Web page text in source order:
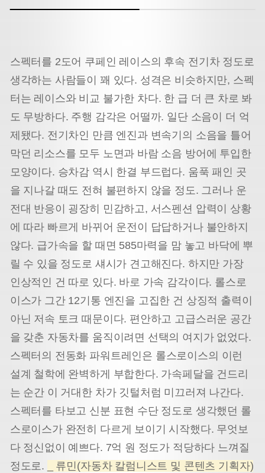
스펙터를 2도어 쿠페인 레이스의 후속 전기차 정도로
생각하는 사람들이 꽤 있다. 성격은 비슷하지만, 스펙
터는 레이스와 비교 불가한 차다. 한 급 더 큰 차로 봐
도 무방하다. 주행 감각은 어떨까. 일단 소음이 더 억
제됐다. 전기차인 만큼 엔진과 변속기의 소음을 틀어
막던 리소스를 모두 노면과 바람 소음 방어에 투입한
모양이다. 승차감 역시 한결 부드럽다. 움푹 패인 곳
을 지나갈 때도 전혀 불편하지 않을 정도. 그러나 운
전대 반응이 굉장히 민감하고, 서스펜션 압력이 상황
에 따라 빠르게 바뀌어 운전이 답답하거나 불안하지
않다. 급가속을 할 때면 585마력을 맘 놓고 바닥에 뿌
릴 수 있을 정도로 섀시가 견고해진다. 하지만 가장
인상적인 건 따로 있다. 바로 가속 감각이다. 롤스로
이스가 그간 12기통 엔진을 고집한 건 상징적 출력이
아닌 저속 토크 때문이다. 편안하고 고급스러운 공간
을 갖춘 자동차를 움직이려면 선택의 여지가 없었다.
스펙터의 전동화 파워트레인은 롤스로이스의 이런
설계 철학에 완벽하게 부합한다. 가속페달을 건드리
는 순간 이 거대한 차가 깃털처럼 미끄러져 나간다.
스펙터를 타보고 신분 표현 수단 정도로 생각했던 롤
스로이스가 완전히 다르게 보이기 시작했다. 무엇보
다 정신없이 예쁘다. 7억 원 정도가 적당하다 느껴질
정도로.
_ 류민(자동차 칼럼니스트 및 콘텐츠 기획자)